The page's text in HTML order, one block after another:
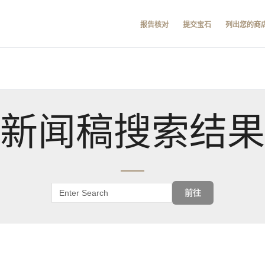
报告核对 提交宝石 列出您的商
新闻稿搜索结果
前往